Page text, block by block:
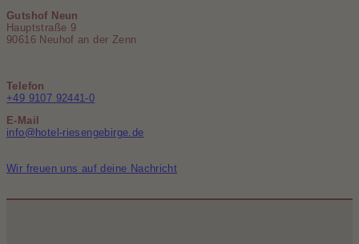
Gutshof Neun
Hauptstraße 9
90616 Neuhof an der Zenn
Telefon
+49 9107 92441-0
E-Mail
info@hotel-riesengebirge.de
Wir freuen uns auf deine Nachricht